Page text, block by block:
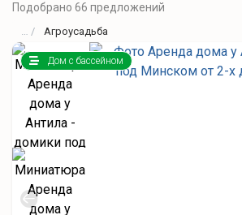
Подобрано 66 предложений
Агроусадьба
Дом с бассейном